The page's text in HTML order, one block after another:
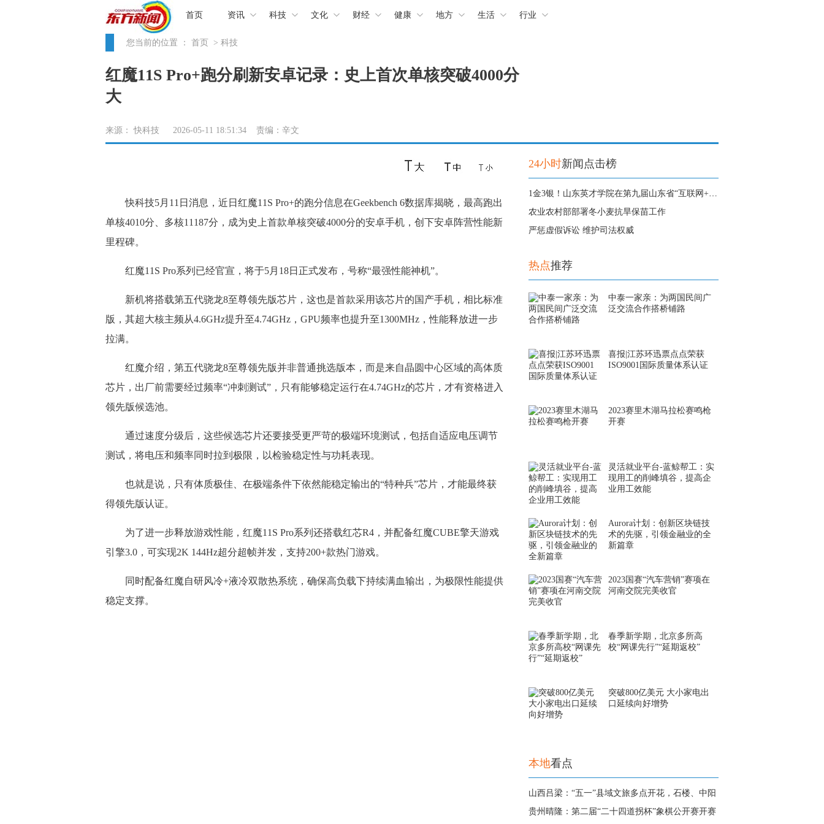
首页 资讯 科技 文化 财经 健康 地方 生活 行业
您当前的位置 ： 首页 > 科技
红魔11S Pro+跑分刷新安卓记录：史上首次单核突破4000分
大
来源： 快科技 2026-05-11 18:51:34 责编：辛文
快科技5月11日消息，近日红魔11S Pro+的跑分信息在Geekbench 6数据库揭晓，最高跑出
单核4010分、多核11187分，成为史上首款单核突破4000分的安卓手机，创下安卓阵营性能新
里程碑。
红魔11S Pro系列已经官宣，将于5月18日正式发布，号称“最强性能神机”。
新机将搭载第五代骁龙8至尊领先版芯片，这也是首款采用该芯片的国产手机，相比标准
版，其超大核主频从4.6GHz提升至4.74GHz，GPU频率也提升至1300MHz，性能释放进一步
拉满。
红魔介绍，第五代骁龙8至尊领先版并非普通挑选版本，而是来自晶圆中心区域的高体质
芯片，出厂前需要经过频率“冲刺测试”，只有能够稳定运行在4.74GHz的芯片，才有资格进入
领先版候选池。
通过速度分级后，这些候选芯片还要接受更严苛的极端环境测试，包括自适应电压调节
测试，将电压和频率同时拉到极限，以检验稳定性与功耗表现。
也就是说，只有体质极佳、在极端条件下依然能稳定输出的“特种兵”芯片，才能最终获
得领先版认证。
为了进一步释放游戏性能，红魔11S Pro系列还搭载红芯R4，并配备红魔CUBE擎天游戏
引擎3.0，可实现2K 144Hz超分超帧并发，支持200+款热门游戏。
同时配备红魔自研风冷+液冷双散热系统，确保高负载下持续满血输出，为极限性能提供
稳定支撑。
24小时新闻点击榜
1金3银！山东英才学院在第九届山东省“互联网+”大学生创新创业大赛中获得
农业农村部部署冬小麦抗旱保苗工作
严惩虚假诉讼 维护司法权威
热点推荐
中泰一家亲：为两国民间广
泛交流合作搭桥铺路
喜报|江苏环迅票点点荣获
ISO9001国际质量体系认证
2023赛里木湖马拉松赛鸣枪
开赛
灵活就业平台-蓝鲸帮工：实
现用工的削峰填谷，提高企
业用工效能
Aurora计划：创新区块链技
术的先驱，引领金融业的全
新篇章
2023国赛“汽车营销”赛项在
河南交院完美收官
春季新学期，北京多所高
校“网课先行”“延期返校”
突破800亿美元 大小家电出
口延续向好增势
本地看点
山西吕梁：“五一”县域文旅多点开花，石楼、中阳
贵州晴隆：第二届“二十四道拐杯”象棋公开赛开赛